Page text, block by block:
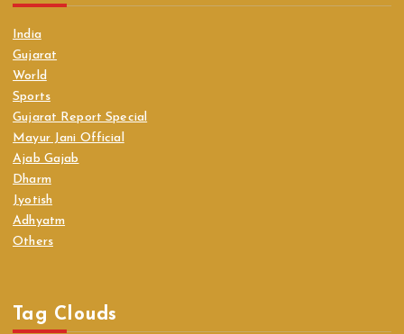
India
Gujarat
World
Sports
Gujarat Report Special
Mayur Jani Official
Ajab Gajab
Dharm
Jyotish
Adhyatm
Others
Tag Clouds